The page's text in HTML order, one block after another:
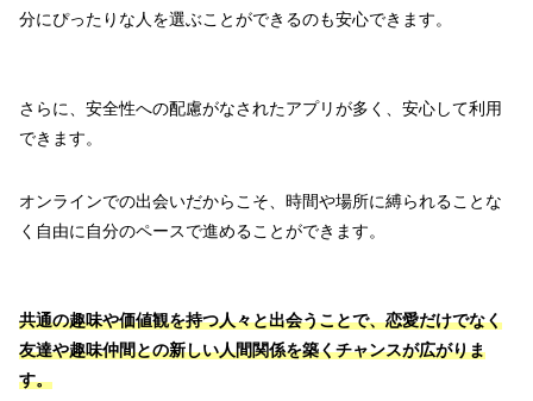
分にぴったりな人を選ぶことができるのも安心できます。
さらに、安全性への配慮がなされたアプリが多く、安心して利用
できます。
オンラインでの出会いだからこそ、時間や場所に縛られることな
く自由に自分のペースで進めることができます。
共通の趣味や価値観を持つ人々と出会うことで、恋愛だけでなく
友達や趣味仲間との新しい人間関係を築くチャンスが広がりま
す。